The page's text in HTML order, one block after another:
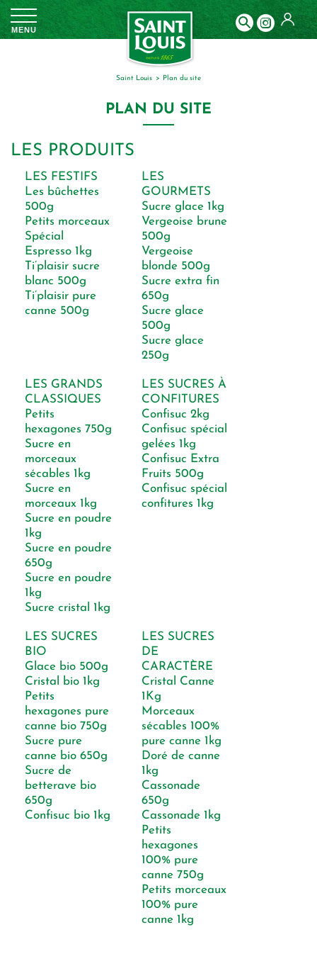
MENU
Saint Louis plan du site
PLAN DU SITE
LES PRODUITS
LES FESTIFS
Les bûchettes
500g
Petits morceaux
Spécial
Espresso 1kg
Ti’plaisir sucre
blanc 500g
Ti’plaisir pure
canne 500g
LES
GOURMETS
Sucre glace 1kg
Vergeoise brune
500g
Vergeoise
blonde 500g
Sucre extra fin
650g
Sucre glace
500g
Sucre glace
250g
LES GRANDS
CLASSIQUES
Petits
hexagones 750g
Sucre en
morceaux
sécables 1kg
Sucre en
morceaux 1kg
Sucre en poudre
1kg
Sucre en poudre
650g
Sucre en poudre
1kg
Sucre cristal 1kg
LES SUCRES À
CONFITURES
Confisuc 2kg
Confisuc spécial
gelées 1kg
Confisuc Extra
Fruits 500g
Confisuc spécial
confitures 1kg
LES SUCRES
BIO
Glace bio 500g
Cristal bio 1kg
Petits
hexagones pure
canne bio 750g
Sucre pure
canne bio 650g
Sucre de
betterave bio
650g
Confisuc bio 1kg
LES SUCRES
DE
CARACTÈRE
Cristal Canne
1Kg
Morceaux
sécables 100%
pure canne 1kg
Doré de canne
1kg
Cassonade
650g
Cassonade 1kg
Petits
hexagones
100% pure
canne 750g
Petits morceaux
100% pure
canne 1kg
Panneau de gestion des cookies